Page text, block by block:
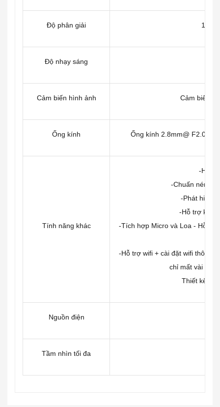
Độ phân giải
Độ nhạy sáng
Cảm biến hình ảnh Cảm biến 1/
Ống kính Ống kính 2.8mm@ F2.0,
Tính năng khác
-Hỗ
-Chuấn nén
-Phát hiện
-Hỗ trợ khe
-Tích hợp Micro và Loa - Hỗ
-Hỗ trợ wifi + cài đặt wifi thông
chỉ mất vài
Thiết kế
Nguồn điện
Tầm nhìn tối đa